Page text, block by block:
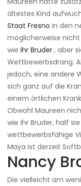
ältestes Kind
Staat Fresno In den
möglicherweise
wie ihr Bruder , aber
Wettbewerbsdrang.
jedoch, eine andere
sich ganz auf die
einem örtlichen
Obwohl Maureen
wie ihr Bruder, half
wettbewerbsfähige
Maya ist derzeit
Nancy
Die vielleicht am